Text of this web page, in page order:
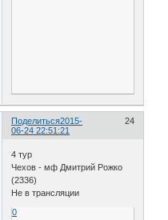
Поделиться 24
2015-
06-24 22:51:21
4 тур
Чехов - мф Дмитрий Рожко
(2336)
Не в трансляции
0